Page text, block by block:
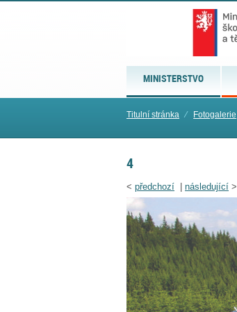
MINISTERSTVO
Titulní stránka ⁄ Fotogalerie
4
< předchozí následující >